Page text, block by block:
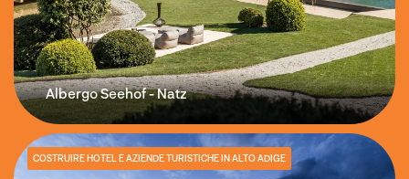
Albergo Seehof - Natz
COSTRUIRE HOTEL E AZIENDE TURISTICHE IN ALTO ADIGE